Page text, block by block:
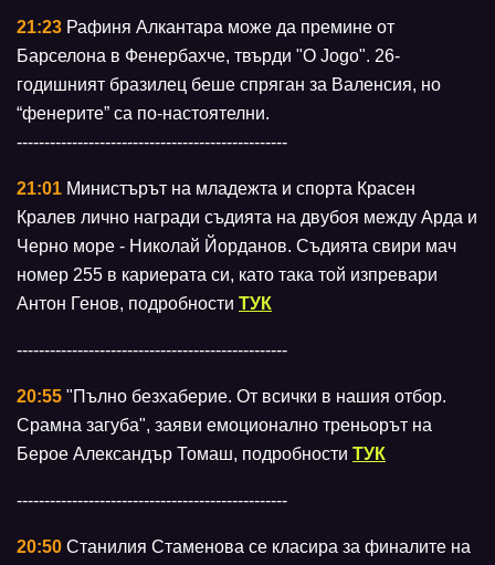
21:23 Рафиня Алкантара може да премине от
Барселона в Фенербахче, твърди "O Jogo". 26-
годишният бразилец беше спряган за Валенсия, но
“фенерите” са по-настоятелни.
-------------------------------------------------
21:01 Министърът на младежта и спорта Красен
Кралев лично награди съдията на двубоя между Арда и
Черно море - Николай Йорданов. Съдията свири мач
номер 255 в кариерата си, като така той изпревари
Антон Генов, подробности ТУК
-------------------------------------------------
20:55 "Пълно безхаберие. От всички в нашия отбор.
Срамна загуба", заяви емоционално треньорът на
Берое Александър Томаш, подробности ТУК
-------------------------------------------------
20:50 Станилия Стаменова се класира за финалите на